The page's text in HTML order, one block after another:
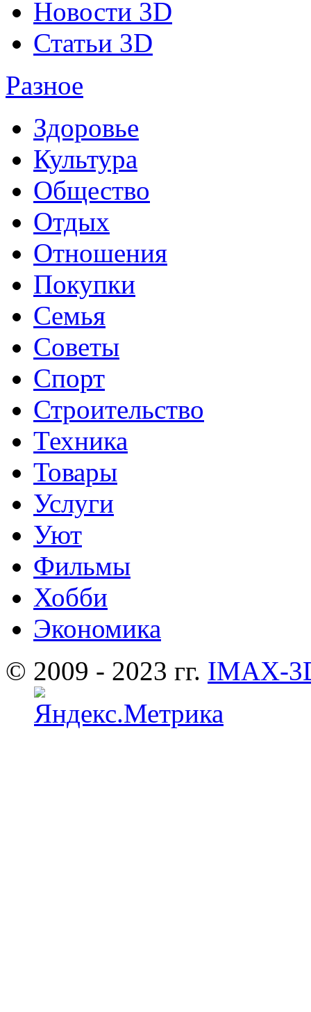
Новости 3D
Статьи 3D
Разное
Здоровье
Культура
Общество
Отдых
Отношения
Покупки
Семья
Советы
Спорт
Строительство
Техника
Товары
Услуги
Уют
Фильмы
Хобби
Экономика
© 2009 - 2023 гг. IMAX-